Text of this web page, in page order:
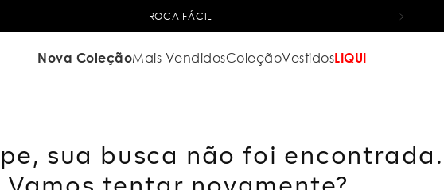
TROCA FÁCIL
Nova ColeçãoMais VendidosColeçãoVestidosLIQUI
sua busca não foi encontrada.